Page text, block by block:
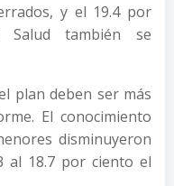
y el 19.4 por
también se
plan deben ser más
El conocimiento
disminuyeron
al 18.7 por ciento el